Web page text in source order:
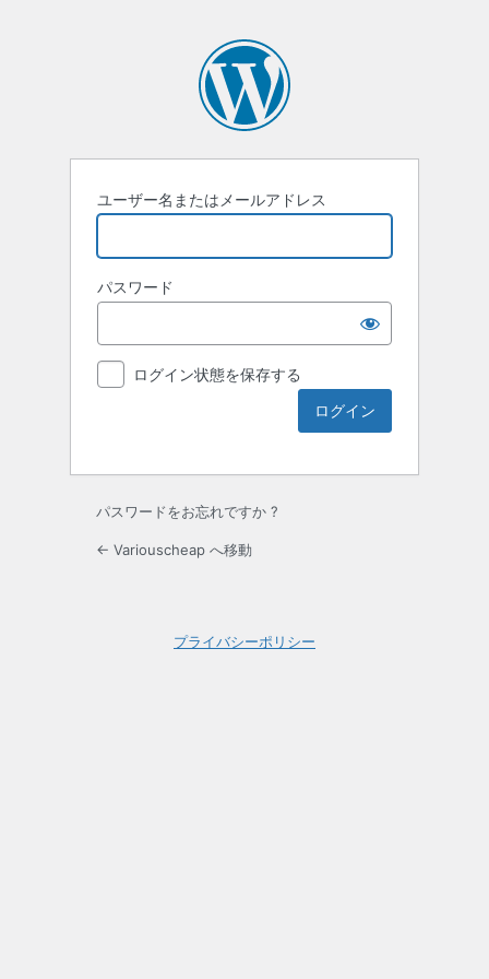
ユーザー名またはメールアドレス
パスワード
ログイン状態を保存する
パスワードをお忘れですか ?
← Variouscheap へ移動
プライバシーポリシー